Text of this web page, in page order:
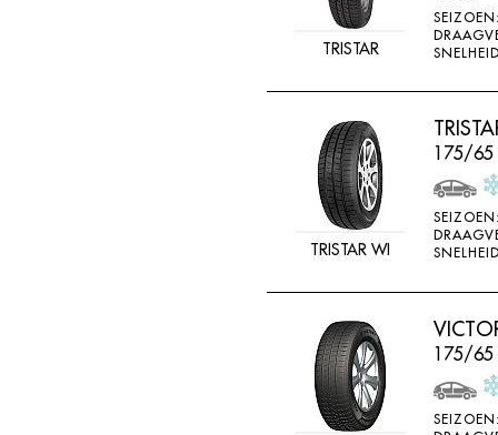
TRISTAR
TRISTAR WI
175/65
175/65